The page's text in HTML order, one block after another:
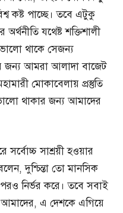
কষ্ট পাচ্ছে। তবে এটুকু
যথেষ্ট শক্তিশালী
থাকে সেজন্য
জন্য আমরা আলাদা বাজেট
মোকাবেলায় প্রস্তুতি
থাকার জন্য আমাদের
সর্বোচ্চ সাশ্রয়ী হওয়ার
দুশ্চিন্তা তো মানসিক
নির্ভর করে। তবে সবাই
আমাদের, এ দেশকে এগিয়ে